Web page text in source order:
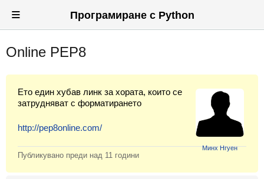
Вход
Регистрация
Новини
Материали
Задачи
Предизвикателства
≡ Програмиране с Python
Online PEP8
Минх Нгуен
Ето един хубав линк за хората, които се
затрудняват с форматирането
http://pep8online.com/
Публикувано преди над 11 години